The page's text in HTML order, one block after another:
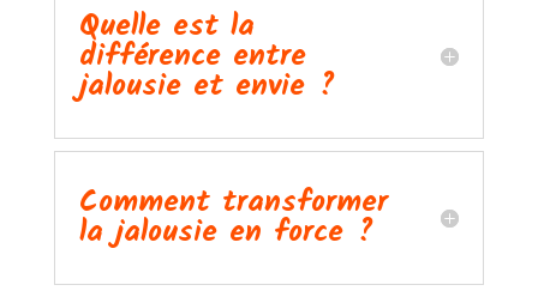
Quelle est la
différence entre
jalousie et envie ?
Comment transformer
la jalousie en force ?